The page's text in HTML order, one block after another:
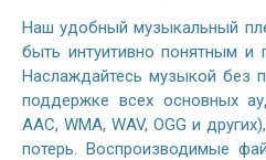
Наш удобный музыкальный
быть интуитивно понятным и
Наслаждайтесь музыкой без
поддержке всех основных
AAC, WMA, WAV, OGG и
потерь. Воспроизводимые